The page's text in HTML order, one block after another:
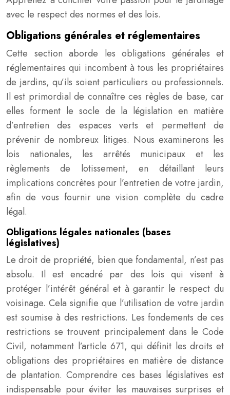
avec le respect des normes et des lois.
Obligations générales et réglementaires
Cette section aborde les obligations générales et
réglementaires qui incombent à tous les propriétaires
de jardins, qu’ils soient particuliers ou professionnels.
Il est primordial de connaître ces règles de base, car
elles forment le socle de la législation en matière
d’entretien des espaces verts et permettent de
prévenir de nombreux litiges. Nous examinerons les
lois nationales, les arrêtés municipaux et les
règlements de lotissement, en détaillant leurs
implications concrètes pour l’entretien de votre jardin,
afin de vous fournir une vision complète du cadre
légal.
Obligations légales nationales (bases
législatives)
Le droit de propriété, bien que fondamental, n’est pas
absolu. Il est encadré par des lois qui visent à
protéger l’intérêt général et à garantir le respect du
voisinage. Cela signifie que l’utilisation de votre jardin
est soumise à des restrictions. Les fondements de ces
restrictions se trouvent principalement dans le Code
Civil, notamment l’article 671, qui définit les droits et
obligations des propriétaires en matière de distance
de plantation. Comprendre ces bases législatives est
indispensable pour éviter les mauvaises surprises et